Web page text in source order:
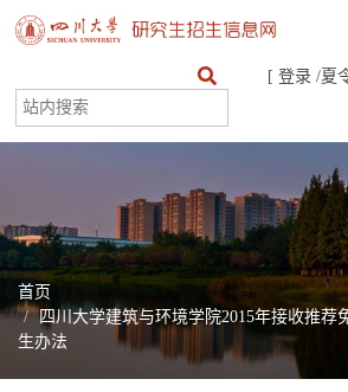
[ 登录 /夏
首页
四川大学建筑与环境学院2015年接收推荐
生办法